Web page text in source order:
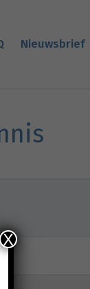
Nieuwsbrief
X